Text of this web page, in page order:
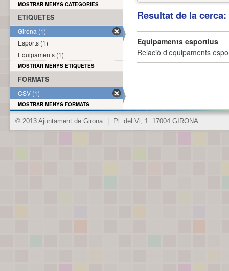
Resultat de la
Equipaments esportius
Relació d’equipaments
MOSTRAR MENYS CATEGORIES
ETIQUETES
Girona (1)
Esports (1)
Equipaments (1)
MOSTRAR MENYS ETIQUETES
FORMATS
CSV (1)
MOSTRAR MENYS FORMATS
© 2013 Ajuntament de Girona Pl. del Vi, 1. 17004 GIRONA